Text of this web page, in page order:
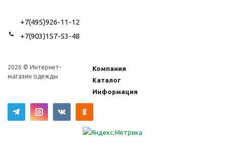
+7(495)926-11-12
+7(903)157-53-48
2026 © Интернет-
магазин одежды
Компания
Каталог
Информация